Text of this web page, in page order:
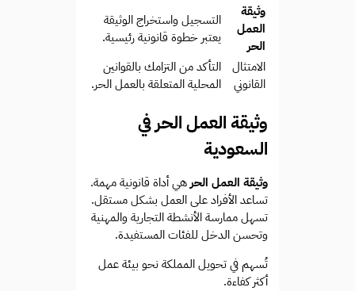
وثيقة
العمل
الحر
التسجيل واستخراج الوثيقة
يعتبر خطوة قانونية رئيسية.
الامتثال
القانوني
التأكد من التزامك بالقوانين
المحلية المتعلقة بالعمل الحر.
وثيقة العمل الحر في
السعودية
وثيقة العمل الحر هي أداة قانونية مهمة.
تساعد الأفراد على العمل بشكل مستقل.
تسهل ممارسة الأنشطة التجارية والمهنية
وتحسن الدخل للفئات المستفيدة.
تُسهم في تحويل المملكة نحو بيئة عمل
أكثر كفاءة.